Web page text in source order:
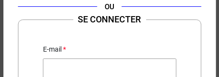
OU
SE CONNECTER
E-mail
CONCENTRÉ ABEL SWOKE